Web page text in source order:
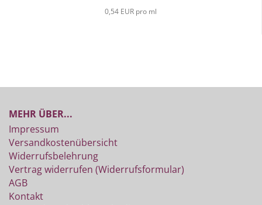
0,54 EUR pro ml
MEHR ÜBER...
Impressum
Versandkostenübersicht
Widerrufsbelehrung
Vertrag widerrufen (Widerrufsformular)
AGB
Kontakt